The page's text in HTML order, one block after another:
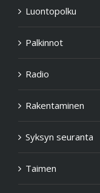
Luontopolku
Palkinnot
Radio
Rakentaminen
Syksyn seuranta
Taimen